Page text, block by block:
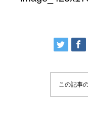
この記事